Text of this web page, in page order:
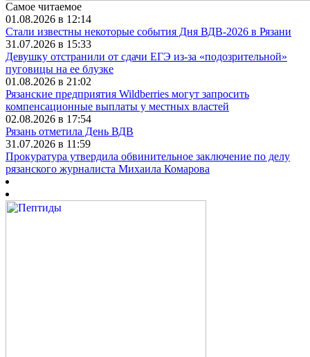
Самое читаемое
01.08.2026 в 12:14
Стали известны некоторые события Дня ВДВ-2026 в Рязани
31.07.2026 в 15:33
Девушку отстранили от сдачи ЕГЭ из-за «подозрительной»
пуговицы на ее блузке
01.08.2026 в 21:02
Рязанские предприятия Wildberries могут запросить
компенсационные выплаты у местных властей
02.08.2026 в 17:54
Рязань отметила День ВДВ
31.07.2026 в 11:59
Прокуратура утвердила обвинительное заключение по делу
рязанского журналиста Михаила Комарова